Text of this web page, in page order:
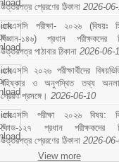
উত্তরপত্র প্রেরণের ঠিকানা 2026-
এসএসসি পরীক্ষা- ২০২৬ (বিষয়ঃ
বিজ্ঞান-১৪৬) প্রধান পরীক্ষকদের
উত্তরপত্র পাঠাবার ঠিকানা 2026-06-
এসএসসি ২০২৬ পরীক্ষার্থীদের
বহিষ্কার ও অনুপস্থিত তথ্য
প্রেরণ প্রসঙ্গে। 2026-06-10
এসএসসি পরীক্ষা ২০২৬ বিষয়:
কোড-১২৭ প্রধান পরীক্ষকদের
উত্তরপত্র প্রেরণের ঠিকানা 2026-
View more